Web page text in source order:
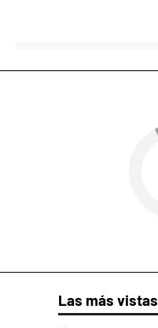
Las más vistas